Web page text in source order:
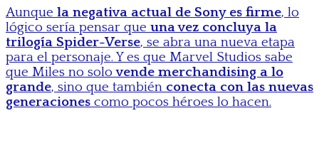
Aunque la negativa actual de Sony es firme, lo
lógico sería pensar que una vez concluya la
trilogía Spider-Verse, se abra una nueva etapa
para el personaje. Y es que Marvel Studios sabe
que Miles no solovende merchandising a lo
grande, sino que también conecta con las nuevas
generaciones como pocos héroes lo hacen.